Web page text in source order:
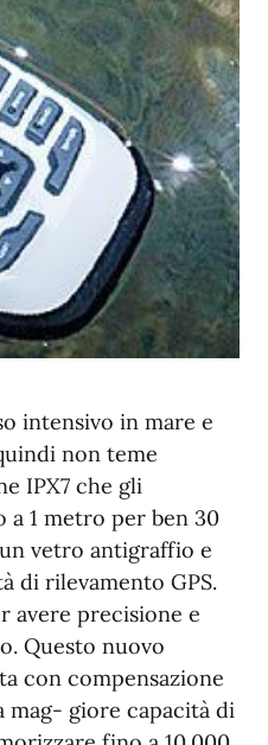
intensivo in mare e
non teme
IPX7 che gli
1 metro per ben 30
vetro antigraffio e
di rilevamento GPS.
avere precisione e
Questo nuovo
con compensazione
mag- giore capacità di